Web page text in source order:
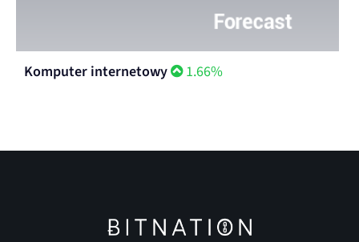
Komputer internetowy 1.66%